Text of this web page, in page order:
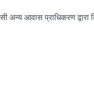
अन्य आवास प्राधिकरण द्वारा